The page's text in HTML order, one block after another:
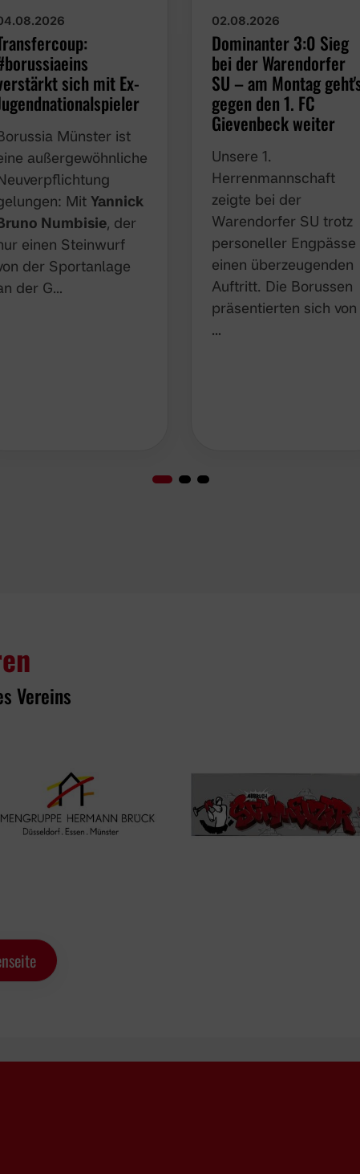
sich mit Ex-
Münster ist
außergewöhnliche
Mit Yannick
Numbisie, der
einen Steinwurf
der Sportanlage
der G…
02.08.2026
Dominanter 3:0 Sieg
bei der Warendorfer
SU – am Montag
gegen den 1. FC
Gievenbeck weiter
Unsere 1.
Herrenmannschaft
zeigte bei der
Warendorfer SU trotz
personeller Engpässe
einen überzeugenden
Auftritt. Die Borussen
präsentierten sich von
…
Vereins